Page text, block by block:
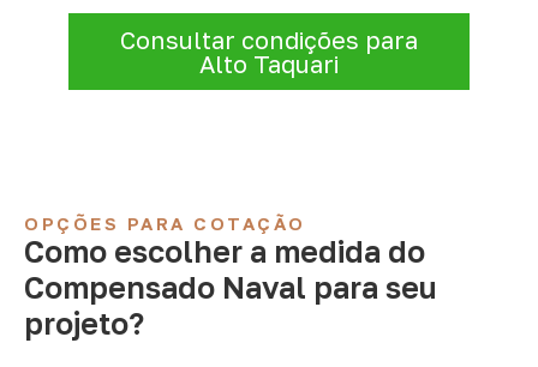
Consultar condições para
Alto Taquari
OPÇÕES PARA COTAÇÃO
Como escolher a medida do
Compensado Naval para seu
projeto?